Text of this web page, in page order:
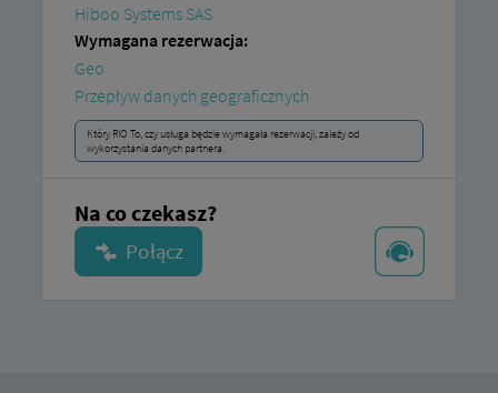
Hiboo Systems SAS
Wymagana rezerwacja:
Geo
Przepływ danych geograficznych
Który RIO To, czy usługa będzie wymagała rezerwacji, zależy od
wykorzystania danych partnera.
Na co czekasz?